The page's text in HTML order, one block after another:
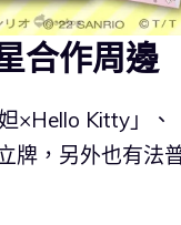
合作周邊
×Hello Kitty」、
牌，另外也有法